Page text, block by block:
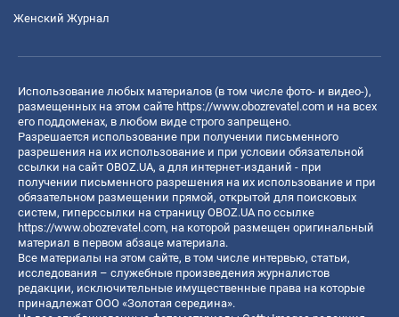
Женский Журнал
Использование любых материалов (в том числе фото- и видео-),
размещенных на этом сайте https://www.obozrevatel.com и на всех
его поддоменах, в любом виде строго запрещено.
Разрешается использование при получении письменного
разрешения на их использование и при условии обязательной
ссылки на сайт OBOZ.UA, а для интернет-изданий - при
получении письменного разрешения на их использование и при
обязательном размещении прямой, открытой для поисковых
систем, гиперссылки на страницу OBOZ.UA по ссылке
https://www.obozrevatel.com, на которой размещен оригинальный
материал в первом абзаце материала.
Все материалы на этом сайте, в том числе интервью, статьи,
исследования – служебные произведения журналистов
редакции, исключительные имущественные права на которые
принадлежат ООО «Золотая середина».